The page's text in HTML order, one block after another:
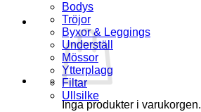
Inga produkter i varukorgen.
Bodys
Tröjor
Byxor & Leggings
Underställ
Mössor
Ytterplagg
Filtar
Ullsilke